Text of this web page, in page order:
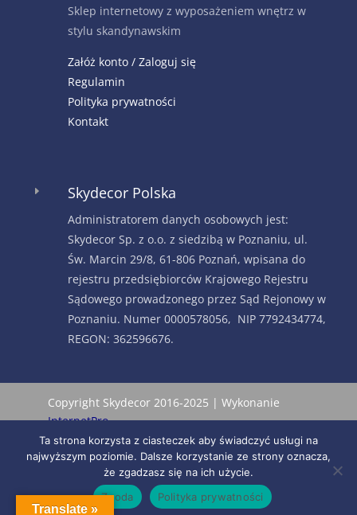
Sklep internetowy z wyposażeniem wnętrz w
stylu skandynawskim
Załóż konto / Zaloguj się
Regulamin
Polityka prywatności
Kontakt
E Skydecor Polska
Administratorem danych osobowych jest:
Skydecor Sp. z o.o. z siedzibą w Poznaniu, ul.
Św. Marcin 29/8, 61-806 Poznań, wpisana do
rejestru przedsiębiorców Krajowego Rejestru
Sądowego prowadzonego przez Sąd Rejonowy w
Poznaniu. Numer 0000578056, NIP 7792434774,
REGON: 362596676.
Copyright Skydecor 2016-2025 | Wykonanie
InternetPro
Translate »
Ta strona korzysta z ciasteczek aby świadczyć usługi na
najwyższym poziomie. Dalsze korzystanie ze strony oznacza,
że zgadzasz się na ich użycie.
Zgoda
Polityka prywatności